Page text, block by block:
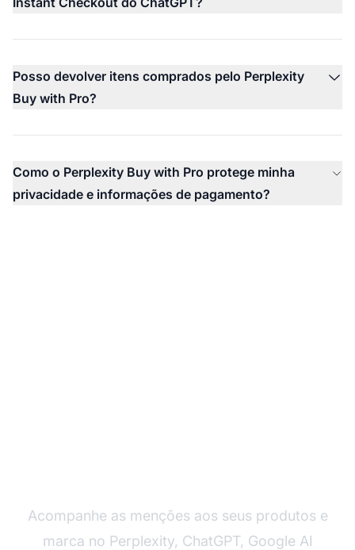
Posso devolver itens comprados pelo Perplexity
Buy with Pro?
Como o Perplexity Buy with Pro protege minha
privacidade e informações de pagamento?
Acompanhe as menções aos seus produtos e
marca no Perplexity, ChatGPT, Google AI